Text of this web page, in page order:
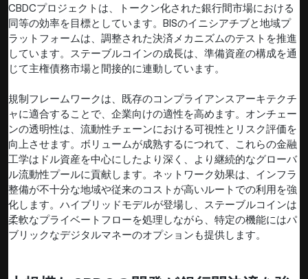
CBDCプロジェクトは、トークン化された銀行間市場における
同等の効率を目標としています。BISのイニシアチブと地域プ
ラットフォームは、調整された決済メカニズムのテストを推進
しています。ステーブルコインの成長は、準備資産の構成を通
じて主権債務市場と間接的に連動しています。
規制フレームワークは、既存のコンプライアンスアーキテクチ
ャに適合することで、企業向けの適性を高めます。オンチェー
ンの透明性は、流動性チェーンにおける可視性とリスク評価を
向上させます。ボリュームが成熟するにつれて、これらの金融
工学はドル資産を中心にしたより深く、より継続的なグローバ
ル流動性プールに貢献します。ネットワーク効果は、インフラ
整備が不十分な地域や従来のコストが高いルートでの利用を強
化します。ハイブリッドモデルが登場し、ステーブルコインは
柔軟なプライベートフローを処理しながら、特定の機能にはパ
ブリックなデジタルマネーのオプションも提供します。